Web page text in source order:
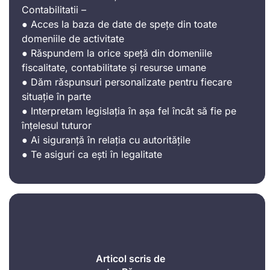
Contabilitatii –
● Acces la baza de date de spețe din toate
domeniile de activitate
● Răspundem la orice speță din domeniile
fiscalitate, contabilitate și resurse umane
● Dăm răspunsuri personalizate pentru fiecare
situație în parte
● Interpretam legislația în așa fel încât să fie pe
înțelesul tuturor
● Ai siguranță în relația cu autoritățile
● Te asiguri ca ești în legalitate
Articol scris de